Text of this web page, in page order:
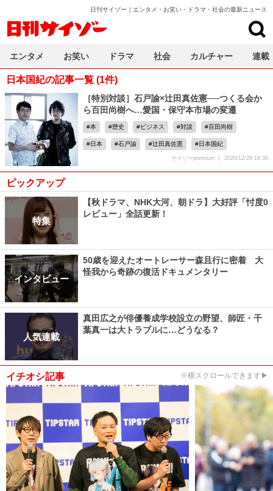
日刊サイゾー｜エンタメ・お笑い・ドラマ・社会の最新ニュース
日本国紀の記事一覧 (1件)
［特別対談］石戸諭×辻田真佐憲──つくる会か
ら百田尚樹へ…愛国・保守本市場の変遷
本 歴史 ビジネス 対談 百田尚樹
日本 石戸諭 辻田真佐憲 日本国紀
サイゾーpremium 2020/12/28 16:30
ピックアップ
特集
【秋ドラマ、NHK大河、朝ドラ】大好評「忖度0
レビュー」全話更新！
インタビュー
50歳を迎えたオートレーサー森且行に密着 大
怪我から奇跡の復活ドキュメンタリー
人気連載
真田広之が俳優養成学校設立の野望、師匠・千
葉真一は大トラブルに…どうなる？
イチオシ記事 ※横スクロールできます▶
エンタメ お笑い ドラマ 社会 カルチャー 連載